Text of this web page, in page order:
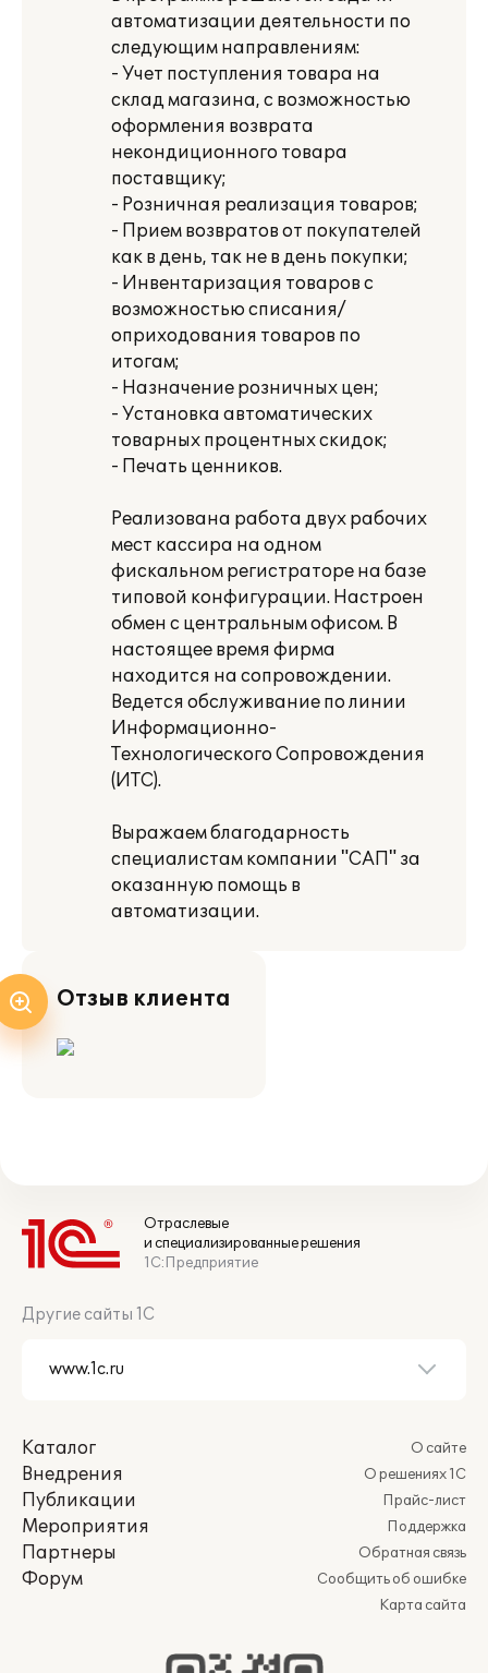
автоматизации деятельности по
следующим направлениям:
- Учет поступления товара на
склад магазина, с возможностью
оформления возврата
некондиционного товара
поставщику;
- Розничная реализация товаров;
- Прием возвратов от покупателей
как в день, так не в день покупки;
- Инвентаризация товаров с
возможностью списания/
оприходования товаров по
итогам;
- Назначение розничных цен;
- Установка автоматических
товарных процентных скидок;
- Печать ценников.
Реализована работа двух рабочих
мест кассира на одном
фискальном регистраторе на базе
типовой конфигурации. Настроен
обмен с центральным офисом. В
настоящее время фирма
находится на сопровождении.
Ведется обслуживание по линии
Информационно-
Технологического Сопровождения
(ИТС).
Выражаем благодарность
специалистам компании "САП" за
оказанную помощь в
автоматизации.
Отзыв клиента
Отраслевые
и специализированные решения
1С:Предприятие
Другие сайты 1С
Каталог
Внедрения
Публикации
Мероприятия
Партнеры
Форум
О сайте
О решениях 1С
Прайс-лист
Поддержка
Обратная связь
Сообщить об ошибке
Карта сайта